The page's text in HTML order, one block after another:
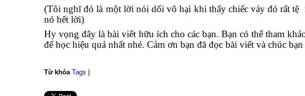
(Tôi nghĩ đó là một lời nói dối vô hại khi thấy chiếc váy đó rất
nó hết lời)
Hy vọng đây là bài viết hữu ích cho các bạn. Bạn có thể tham
để học hiệu quả nhất nhé. Cảm ơn bạn đã đọc bài viết và chúc bạn
Từ khóa Tags